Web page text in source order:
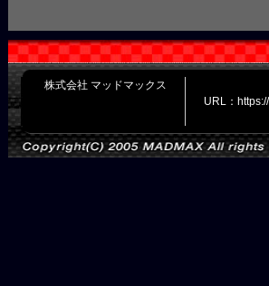
株式会社 マッドマックス
URL：